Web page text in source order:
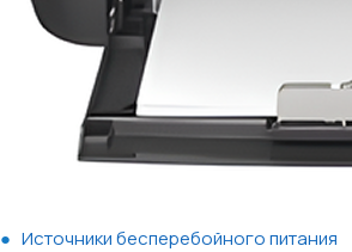
Источники бесперебойного питания